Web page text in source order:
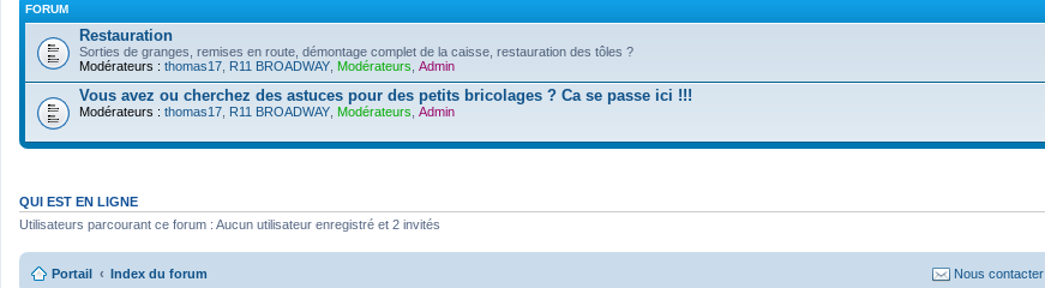
FORUM
Restauration
Sorties de granges, remises en route, démontage complet de la caisse, restauration des tôles ?
Modérateurs : thomas17 R11 BROADWAY Modérateurs Admin
Vous avez ou cherchez des astuces pour des petits bricolages ? Ca se passe ici !!!
Modérateurs : thomas17 R11 BROADWAY Modérateurs Admin
QUI EST EN LIGNE
Utilisateurs parcourant ce forum : Aucun utilisateur enregistré et 2 invités
Portail Index du forum Nous contacter